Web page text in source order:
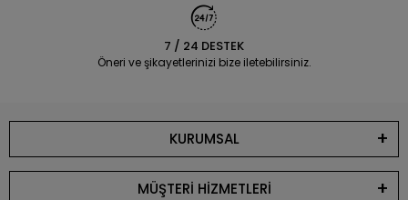
7 / 24 DESTEK
Öneri ve şikayetlerinizi bize iletebilirsiniz.
KURUMSAL
MÜŞTERİ HİZMETLERİ